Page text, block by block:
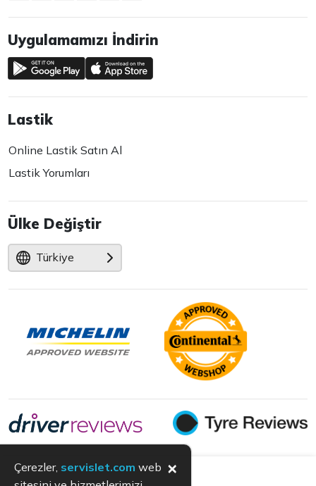
Uygulamamızı İndirin
Lastik
Online Lastik Satın Al
Lastik Yorumları
Ülke Değiştir
Türkiye
Çerezler, servislet.com web ×